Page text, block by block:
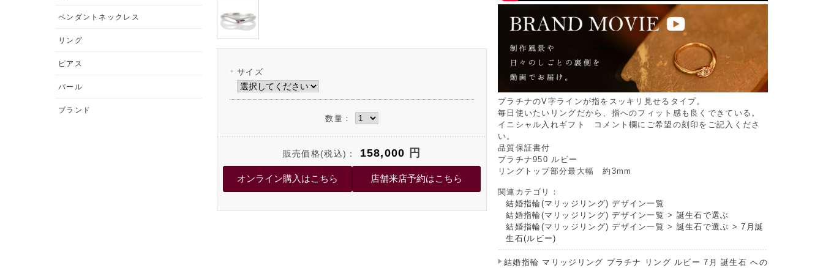
サイズ
数量：
販売価格(税込)： 158,000 円
プラチナのV字ラインが指をスッキリ見せるタイプ。
毎日使いたいリングだから、指へのフィット感も良くできている。
イニシャル入れギフト コメント欄にご希望の刻印をご記入くださ
い。
品質保証書付
プラチナ950 ルビー
リングトップ部分最大幅 約3mm
関連カテゴリ：
結婚指輪(マリッジリング) デザイン一覧
結婚指輪(マリッジリング) デザイン一覧 > 誕生石で選ぶ
結婚指輪(マリッジリング) デザイン一覧 > 誕生石で選ぶ >7月誕
生石(ルビー)
結婚指輪 マリッジリング プラチナ リング ルビー 7月 誕生石 への
ペンダントネックレス
リング
ピアス
パール
ブランド